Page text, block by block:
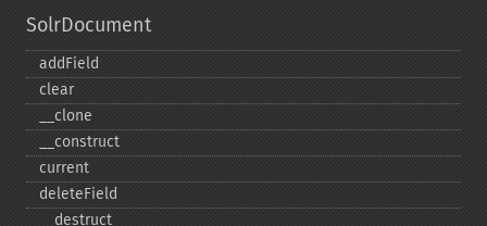
SolrDocument
addField
clear
_​_​clone
_​_​construct
current
deleteField
_​_​destruct